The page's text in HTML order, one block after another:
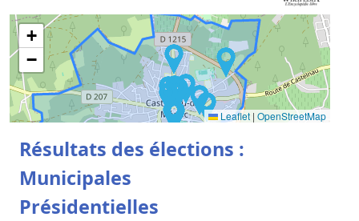
+
−
Leaflet | OpenStreetMap
Résultats des élections :
Municipales
Présidentielles